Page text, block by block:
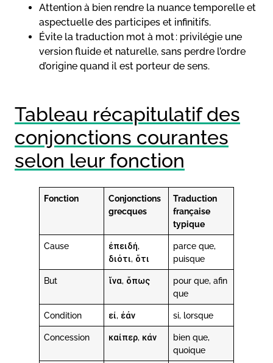
Attention à bien rendre la nuance temporelle et
aspectuelle des participes et infinitifs.
Évite la traduction mot à mot : privilégie une
version fluide et naturelle, sans perdre l’ordre
d’origine quand il est porteur de sens.
Tableau récapitulatif des
conjonctions courantes
selon leur fonction
Fonction
Conjonctions
grecques
Traduction
française
typique
Cause
ἐπειδή,
διότι, ὅτι
parce que,
puisque
But ἵνα, ὅπως
pour que, afin
que
Condition εἰ, ἐάν si, lorsque
Concession καίπερ, κἀν
bien que,
quoique